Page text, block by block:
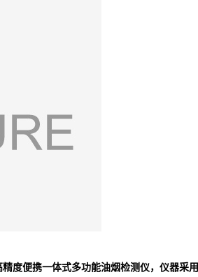
度便携一体式多功能油烟检测仪，仪器